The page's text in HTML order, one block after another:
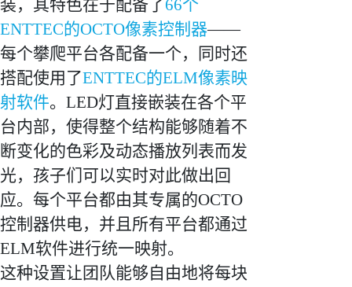
装，其特色在于配备了 66个
ENTTEC的OCTO像素控制器——
每个攀爬平台各配备一个，同时还
搭配使用了ENTTEC的ELM像素映
射软件。LED灯直接嵌装在各个平
台内部，使得整个结构能够随着不
断变化的色彩及动态播放列表而发
光，孩子们可以实时对此做出回
应。每个平台都由其专属的OCTO
控制器供电，并且所有平台都通过
ELM软件进行统一映射。
这种设置让团队能够自由地将每块